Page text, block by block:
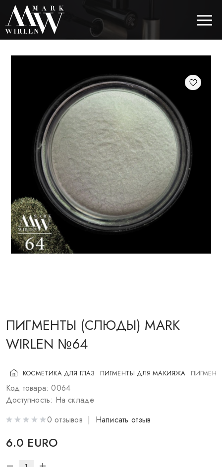
EUR
BEST SELLERS
КОСМЕТИКА ДЛЯ ВОЛОС
КОСМЕТИКА ДЛЯ ГЛАЗ
КОСМЕТИКА ДЛЯ БРОВЕЙ
КОСМЕТИКА ДЛЯ ГУБ
КОСМЕТИКА ДЛЯ ЛИЦА
КОСМЕТИКА ДЛЯ ЩЕК
КИСТИ ДЛЯ МАКИЯЖА
ПИГМЕНТЫ (СЛЮДЫ) MARK
WIRLEN №64
КОСМЕТИКА ДЛЯ ГЛАЗ ПИГМЕНТЫ ДЛЯ МАКИЯЖА
Код товара: 0064
Доступность: На складе
0 отзывов | Написать отзыв
6.0 EURO